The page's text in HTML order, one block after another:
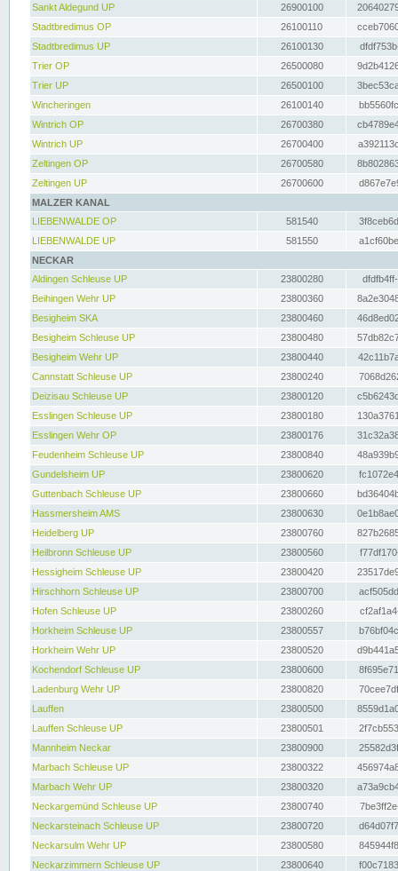
Sankt Aldegund UP
26900100
Stadtbredimus OP
26100110
Stadtbredimus UP
26100130
Trier OP
26500080
Trier UP
26500100
Wincheringen
26100140
Wintrich OP
26700380
Wintrich UP
26700400
Zeltingen OP
26700580
Zeltingen UP
26700600
MALZER KANAL
LIEBENWALDE OP
581540
LIEBENWALDE UP
581550
NECKAR
Aldingen Schleuse UP
23800280
Beihingen Wehr UP
23800360
Besigheim SKA
23800460
Besigheim Schleuse UP
23800480
Besigheim Wehr UP
23800440
Cannstatt Schleuse UP
23800240
Deizisau Schleuse UP
23800120
Esslingen Schleuse UP
23800180
Esslingen Wehr OP
23800176
Feudenheim Schleuse UP
23800840
Gundelsheim UP
23800620
Guttenbach Schleuse UP
23800660
Hassmersheim AMS
23800630
Heidelberg UP
23800760
Heilbronn Schleuse UP
23800560
Hessigheim Schleuse UP
23800420
Hirschhorn Schleuse UP
23800700
Hofen Schleuse UP
23800260
Horkheim Schleuse UP
23800557
Horkheim Wehr UP
23800520
Kochendorf Schleuse UP
23800600
Ladenburg Wehr UP
23800820
Lauffen
23800500
Lauffen Schleuse UP
23800501
Mannheim Neckar
23800900
Marbach Schleuse UP
23800322
Marbach Wehr UP
23800320
Neckargemünd Schleuse UP
23800740
Neckarsteinach Schleuse UP
23800720
Neckarsulm Wehr UP
23800580
Neckarzimmern Schleuse UP
23800640